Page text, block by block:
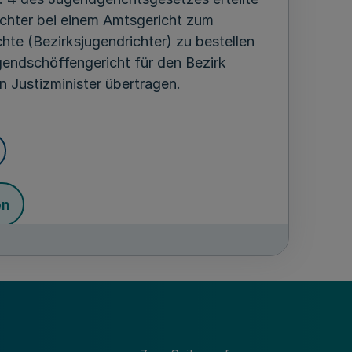
bei einem Amtsgericht zum
(Bezirksjugendrichter) zu bestellen
für den Bezirk
Justizminister übertragen.